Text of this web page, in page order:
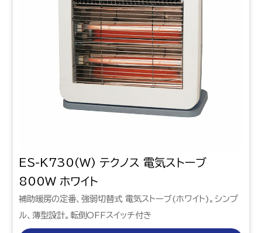
ES-K730(W) テクノス 電気ストーブ
800W ホワイト
補助暖房の定番、強弱切替式 電気ストーブ(ホワイト)。シンプ
ル、薄型設計。転倒OFFスイッチ付き